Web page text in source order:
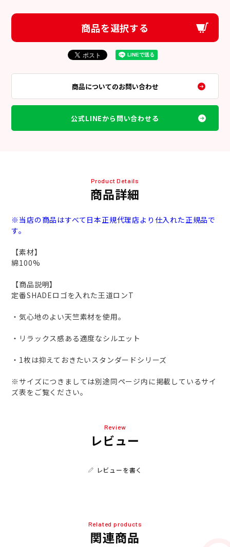
商品を選択する
商品についてのお問い合わせ
公式LINEから問い合わせる
Product Details
商品詳細
※当店の商品はすべて日本正規代理店より仕入れた正規品で
す。
【素材】
綿100%
【商品説明】
定番SHADEロゴを入れた王道ロンT
・気心地のよい天竺素材を使用。
・リラックス感ある適度なシルエット
・1枚は抑えておきたいスタンダードシリーズ
※サイズにつきましては別途同ページ内に掲載しているサイ
ズ表をご覧ください。
Review
レビュー
レビューを書く
Related products
関連商品